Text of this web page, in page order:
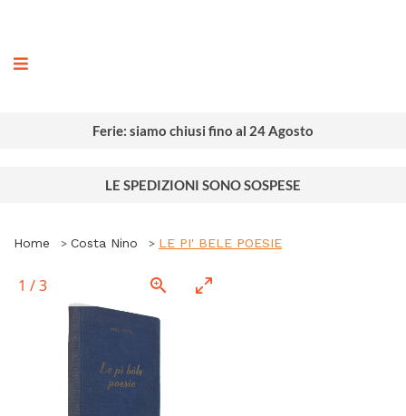
Ferie: siamo chiusi fino al 24 Agosto
LE SPEDIZIONI SONO SOSPESE
Home Costa Nino LE PI' BELE POESIE
1 /3